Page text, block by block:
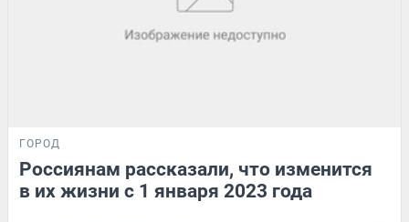
ГОРОД
Россиянам рассказали, что изменится
в их жизни с 1 января 2023 года